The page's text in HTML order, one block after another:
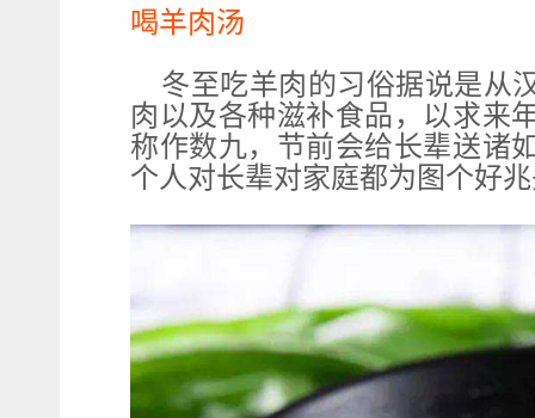
喝羊肉汤
冬至吃羊肉的习俗据说是从
肉以及各种滋补食品，以求来
称作数九，节前会给长辈送诸
个人对长辈对家庭都为图个好